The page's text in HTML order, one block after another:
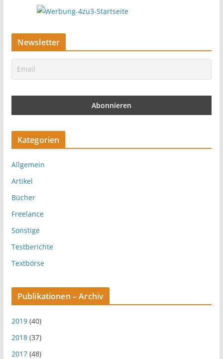
Newsletter
Kategorien
Allgemein
Artikel
Bücher
Freelance
Sonstige
Testberichte
Textbörse
Publikationen – Archiv
2019(40)
2018(37)
2017(48)